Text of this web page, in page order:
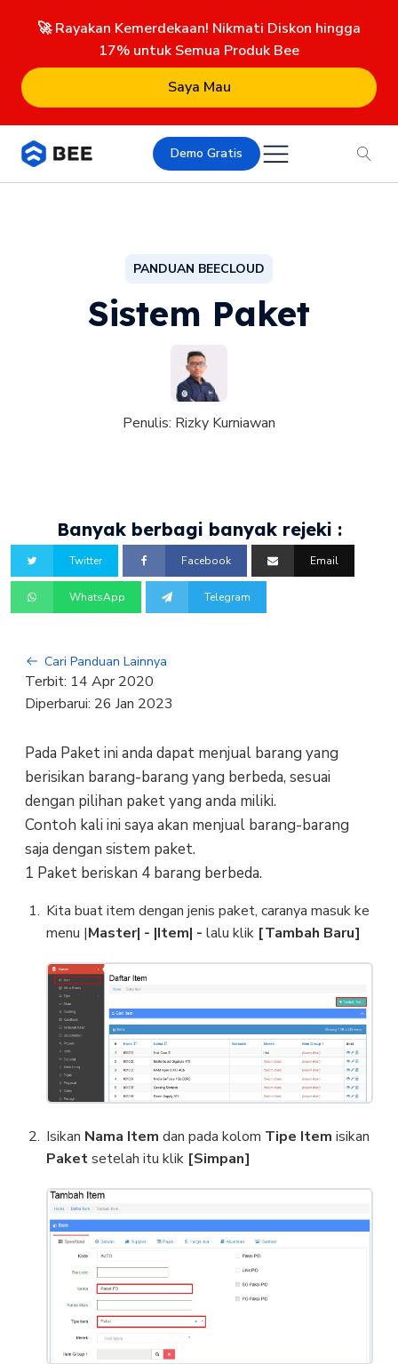
🚀 Rayakan Kemerdekaan! Nikmati Diskon hingga
17% untuk Semua Produk Bee
Saya Mau
Demo Gratis
PANDUAN BEECLOUD
Sistem Paket
Penulis: Rizky Kurniawan
Banyak berbagi banyak rejeki :
Twitter Facebook Email
WhatsApp Telegram
Cari Panduan Lainnya
Terbit: 14 Apr 2020
Diperbarui: 26 Jan 2023
Pada Paket ini anda dapat menjual barang yang
berisikan barang-barang yang berbeda, sesuai
dengan pilihan paket yang anda miliki.
Contoh kali ini saya akan menjual barang-barang
saja dengan sistem paket.
1 Paket beriskan 4 barang berbeda.
Kita buat item dengan jenis paket, caranya masuk ke
menu |Master| - |Item| - lalu klik [Tambah Baru]
Isikan Nama Item dan pada kolom Tipe Item isikan
Paketsetelah itu klik [Simpan]